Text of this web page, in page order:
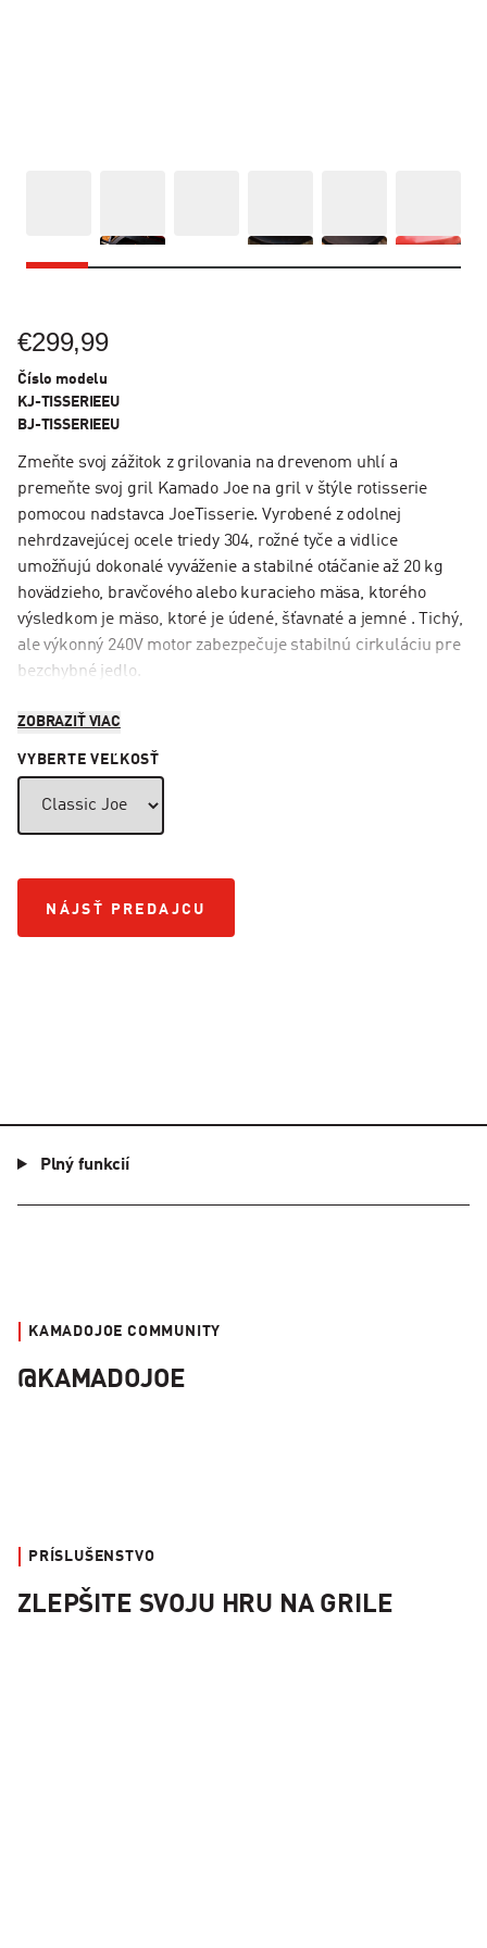
€299,99
Číslo modelu
KJ-TISSERIEEU
BJ-TISSERIEEU
Zmeňte svoj zážitok z grilovania na drevenom uhlí a
premeňte svoj gril Kamado Joe na gril v štýle rotisserie
pomocou nadstavca JoeTisserie. Vyrobené z odolnej
nehrdzavejúcej ocele triedy 304, rožné tyče a vidlice
umožňujú dokonalé vyváženie a stabilné otáčanie až 20 kg
hovädzieho, bravčového alebo kuracieho mäsa, ktorého
výsledkom je mäso, ktoré je údené, šťavnaté a jemné . Tichý,
ale výkonný 240V motor zabezpečuje stabilnú cirkuláciu pre
bezchybné jedlo.
ZOBRAZIŤ VIAC
VYBERTE VEĽKOSŤ
NÁJSŤ PREDAJCU
NÁJSŤ PREDAJCU
Plný funkcií
KAMADOJOE COMMUNITY
@KAMADOJOE
PRÍSLUŠENSTVO
ZLEPŠITE SVOJU HRU NA GRILE